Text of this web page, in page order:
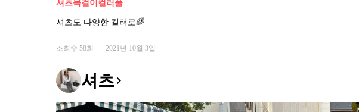
셔츠목걸이 컬러풀
셔츠도 다양한 컬러로🌈
조회수 58회 · 2021년 10월 3일
셔츠